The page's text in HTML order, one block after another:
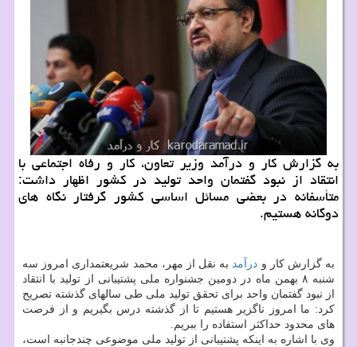
به گزارش كار و درآمد وزیر تعاون، كار و رفاه اجتماعی با
انتقاد از نبود گفتمان واحد تولید در كشور اظهار داشت:
متأسفانه در بعضی مسائل اساسی كشور گرفتار نگاه های
دوگانه هستیم.
به گزارش كار و درآمدبه نقل از مهر، محمد شریعتمداری امروز سه
شنبه ۸ بهمن ماه در دومین جشنواره ملی پشتیبانی از تولید با انتقاد
از نبود گفتمان واحد برای تحقق تولید ملی طی سالهای گذشته تصریح
كرد: ما امروز ناگزیر هستیم تا از گذشته درس بگیریم و از فرصت
های محدود حداكثر استفاده را ببریم.
وی با اشاره به اینكه پشتیبانی از تولید ملی موضوعی چندجانبه است،